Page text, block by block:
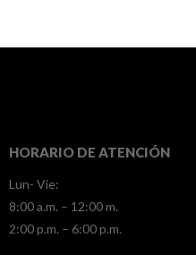
HORARIO DE ATENCIÓN
Lun- Vie:
8:00 a.m. – 12:00 m.
2:00 p.m. – 6:00 p.m.